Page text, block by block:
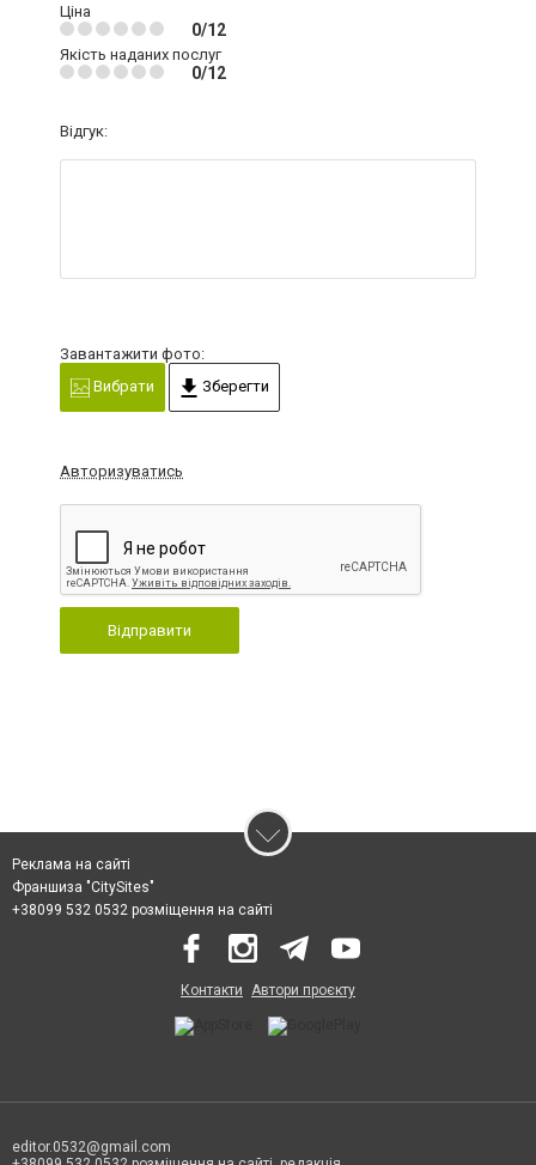
Ціна
0/12
Якість наданих послуг
0/12
Відгук:
Завантажити фото:
Вибрати
Зберегти
Авторизуватись
Відправити
Реклама на сайті
Франшиза "CitySites"
+38099 532 0532 розміщення на сайті
Контакти Автори проєкту
editor.0532@gmail.com